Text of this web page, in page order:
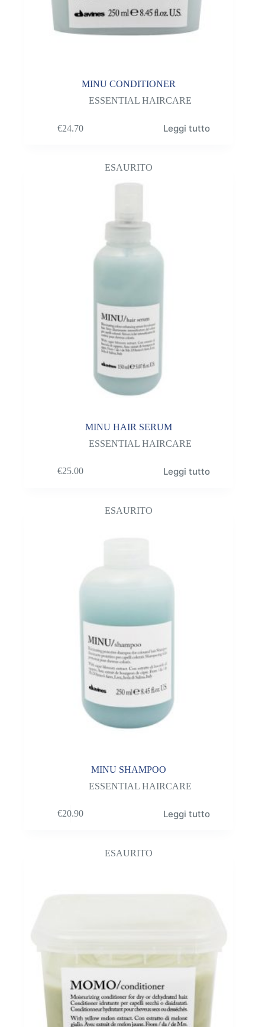
MINU CONDITIONER
ESSENTIAL HAIRCARE
€24.70 Leggi tutto
ESAURITO
MINU HAIR SERUM
ESSENTIAL HAIRCARE
€25.00 Leggi tutto
ESAURITO
MINU SHAMPOO
ESSENTIAL HAIRCARE
€20.90 Leggi tutto
ESAURITO